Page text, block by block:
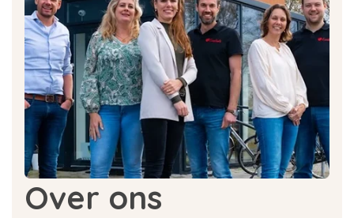
Over ons